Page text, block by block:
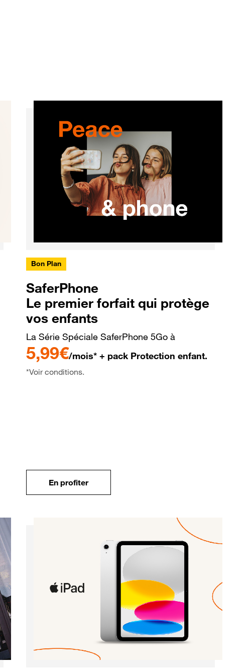
Bon Plan
SaferPhone
Le premier forfait qui protège
vos enfants
La Série Spéciale SaferPhone 5Go à
5,99€/mois* + pack Protection enfant.
*Voir conditions.
En profiter